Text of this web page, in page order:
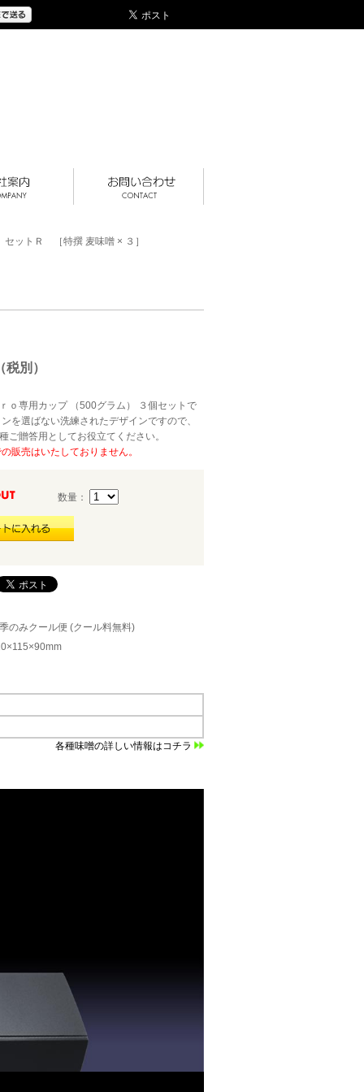
セットＲ ［特撰 麦味噌 × ３］
別）
ｏ専用カップ （500グラム） ３個セットで
を選ばない洗練されたデザインですので、
ご贈答用としてお役立てください。
販売はいたしておりません。
数量：
のみクール便 (クール料無料)
各種味噌の詳しい情報はコチラ